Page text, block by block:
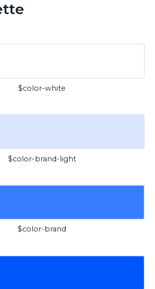
$color-white
$color-brand-light
$color-brand